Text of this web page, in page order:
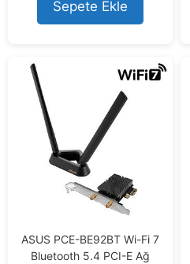
f
5
Sepete Ekle
ASUS PCE-BE92BT Wi-Fi 7
Bluetooth 5.4 PCI-E Ağ